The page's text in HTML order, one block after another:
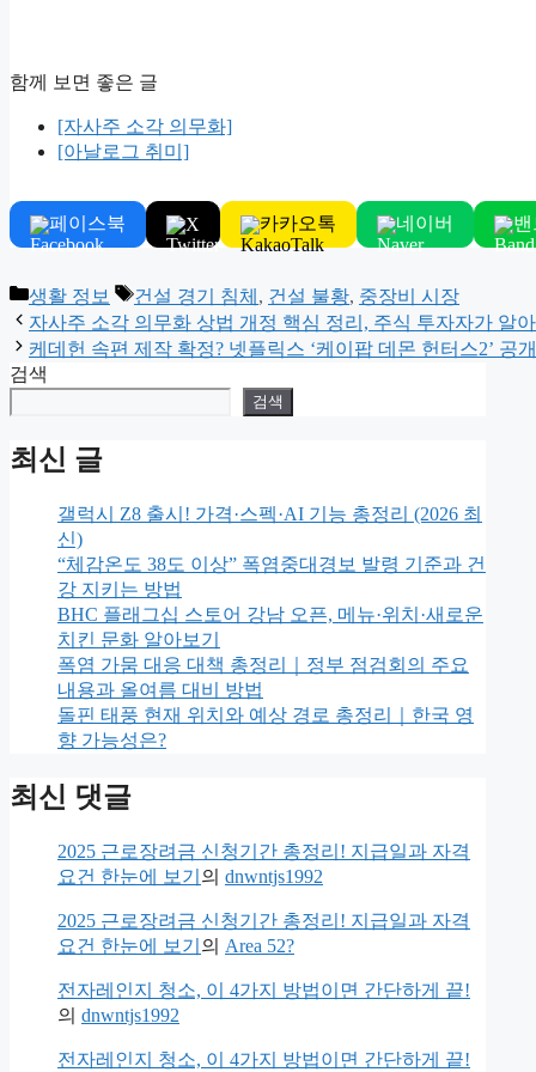
함께 보면 좋은 글
[자사주 소각 의무화]
[아날로그 취미]
페이스북 X 카카오톡 네이버
Categories
생활 정보 Tags
건설 경기 침체 , 건설 불황, 중장비 시장
자사주 소각 의무화 상법 개정 핵심 정리, 주식 투자자가 알
케데헌 속편 제작 확정? 넷플릭스 ‘케이팝 데몬 헌터스2’ 공
검색
검색
최신 글
갤럭시 Z8 출시! 가격·스펙·AI 기능 총정리 (2026 최
신)
“체감온도 38도 이상” 폭염중대경보 발령 기준과 건
강 지키는 방법
BHC 플래그십 스토어 강남 오픈, 메뉴·위치·새로운
치킨 문화 알아보기
폭염 가뭄 대응 대책 총정리｜정부 점검회의 주요
내용과 올여름 대비 방법
돌핀 태풍 현재 위치와 예상 경로 총정리｜한국 영
향 가능성은?
최신 댓글
2025 근로장려금 신청기간 총정리! 지급일과 자격
요건 한눈에 보기 의 dnwntjs1992
2025 근로장려금 신청기간 총정리! 지급일과 자격
요건 한눈에 보기 의 Area 52?
전자레인지 청소, 이 4가지 방법이면 간단하게 끝!
의 dnwntjs1992
전자레인지 청소, 이 4가지 방법이면 간단하게 끝!